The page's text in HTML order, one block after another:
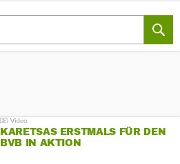
KARETSAS ERSTMALS FÜR DEN
BVB IN AKTION